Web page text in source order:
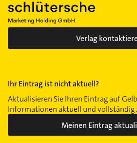
Verlag
Ihr Eintrag ist nicht aktuell?
Aktualisieren Sie Ihren Eintrag auf
Informationen aktuell und vollständig
Meinen Eintrag